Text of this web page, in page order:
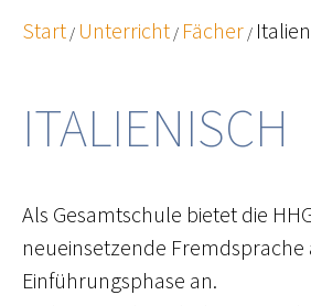
Start / Unterricht / Fächer /
ITALIENISCH
Als Gesamtschule bietet die
neueinsetzende Fremdsprache
Einführungsphase an.